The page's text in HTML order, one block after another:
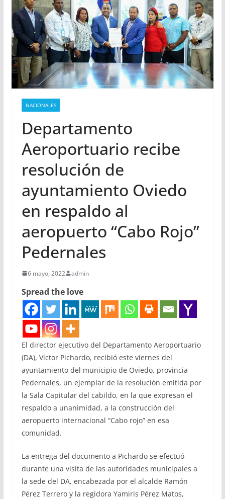
NACIONALES
Departamento
Aeroportuario recibe
resolución de
ayuntamiento Oviedo
en respaldo al
aeropuerto “Cabo Rojo”
Pedernales
6 mayo, 2022 admin
Spread the love
El director ejecutivo del Departamento Aeroportuario
(DA), Víctor Pichardo, recibió este viernes del
ayuntamiento del municipio de Oviedo, provincia
Pedernales, un ejemplar de la resolución emitida por
la Sala Capitular del cabildo, en la que expresan el
respaldo a unanimidad, a la construcción del
aeropuerto internacional “Cabo rojo” en esa
comunidad.
La entrega del documento a Pichardo se efectuó
durante una visita de las autoridades municipales a
la sede del DA, encabezada por el alcalde Ramón
Pérez Terrero y la regidora Yamiris Pérez Matos,